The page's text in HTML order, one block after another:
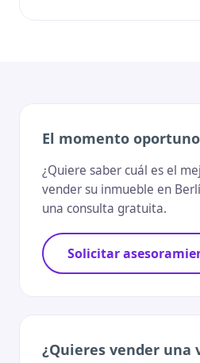
El momento oportuno
¿Quiere saber cuál es el
vender su inmueble en
una consulta gratuita.
Solicitar
¿Quieres vender una